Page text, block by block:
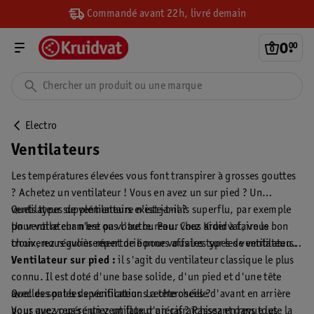
Commandé avant 22h, livré demain
0.
00
Electro
Ventilateurs
Les températures élevées vous font transpirer à grosses gouttes
? Achetez un ventilateur ! Vous en avez un sur pied ? Un
ventilateur supplémentaire n’est jamais superflu, par exemple
pour votre chambre ou votre bureau. Chez Kruidvat, vous
trouverez régulièrement de bonnes affaires sur les ventilateurs.
Quels types de ventilateurs existe-t-il ?
Un ventilateur n'est pas l'autre. Pour vous aider à faire le bon
choix, nous avons répertorié pour vous les types de ventilateurs
:
Ventilateur sur pied : il s'agit du ventilateur classique le plus
connu. Il est doté d'une base solide, d'un pied et d'une tête
avec des pales de ventilateur. La tête oscille d'avant en arrière
pour que vous sentiez un flux d'air rafraîchissant dans toute la
Quelles sont les spécifications recherchées ?
Vous avez repéré un ventilateur précis ? Passez en revue les